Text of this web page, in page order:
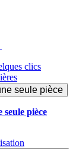
clics
seule pièce
pièce